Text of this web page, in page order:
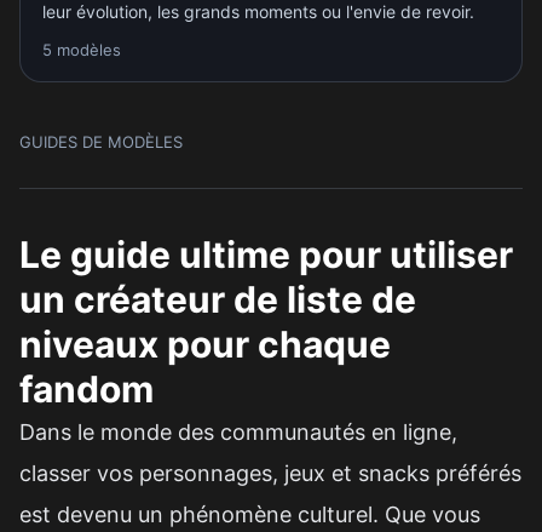
leur évolution, les grands moments ou l'envie de revoir.
5 modèles
GUIDES DE MODÈLES
Le guide ultime pour utiliser
un créateur de liste de
niveaux pour chaque
fandom
Dans le monde des communautés en ligne,
classer vos personnages, jeux et snacks préférés
est devenu un phénomène culturel. Que vous